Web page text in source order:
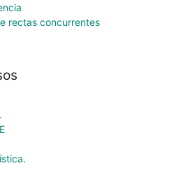
rectas concurrentes